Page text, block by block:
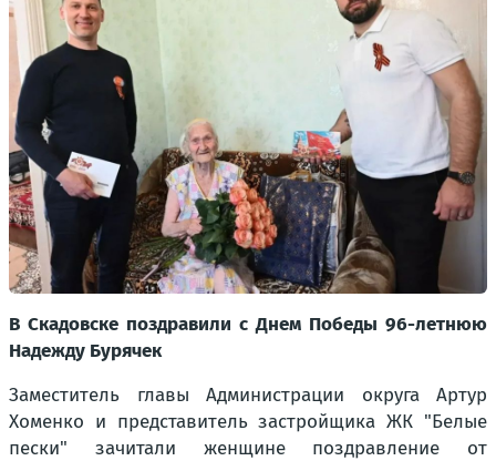
В Скадовске поздравили с Днем Победы 96-летнюю
Надежду Бурячек
Заместитель главы Администрации округа Артур
Хоменко и представитель застройщика ЖК "Белые
пески" зачитали женщине поздравление от